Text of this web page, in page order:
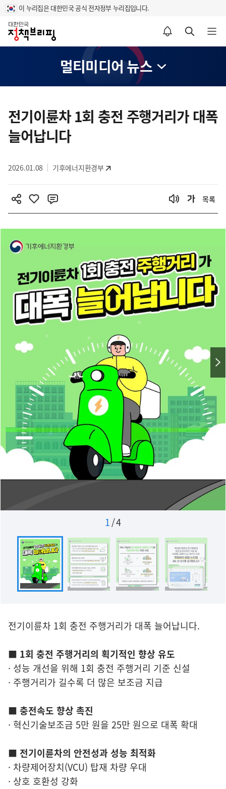
이 누리집은 대한민국 공식 전자정부 누리집입니다.
홈
알림설정 바로가기 검색 바로가기 메뉴 열기
멀티미디어 뉴스
텐
츠
영
전기이륜차 1회 충전 주행거리가 대폭
늘어납니다
2026.01.08 기후에너지환경부
목록
1/4
전기이륜차 1회 충전 주행거리가 대폭 늘어납니다.
■ 1회 충전 주행거리의 획기적인 향상 유도
· 성능 개선을 위해 1회 충전 주행거리 기준 신설
· 주행거리가 길수록 더 많은 보조금 지급
■ 충전속도 향상 촉진
· 혁신기술보조금 5만 원을 25만 원으로 대폭 확대
■ 전기이륜차의 안전성과 성능 최적화
· 차량제어장치(VCU) 탑재 차량 우대
· 상호 호환성 강화